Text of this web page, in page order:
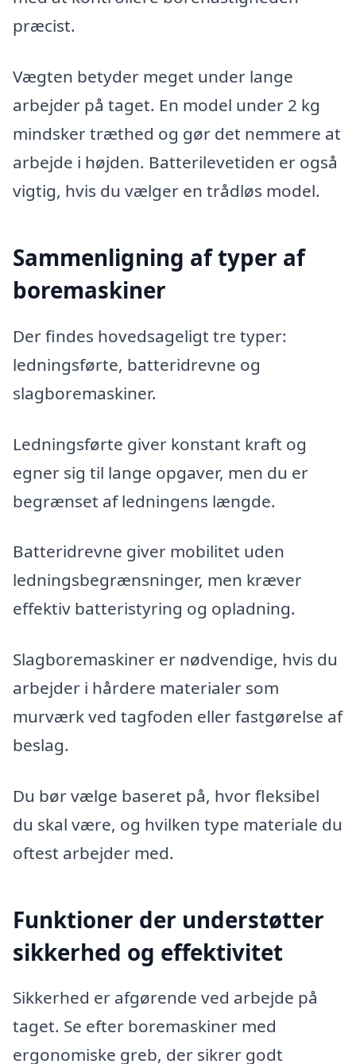
præcist.
Vægten betyder meget under lange
arbejder på taget. En model under 2 kg
mindsker træthed og gør det nemmere at
arbejde i højden. Batterilevetiden er også
vigtig, hvis du vælger en trådløs model.
Sammenligning af typer af
boremaskiner
Der findes hovedsageligt tre typer:
ledningsførte, batteridrevne og
slagboremaskiner.
Ledningsførte giver konstant kraft og
egner sig til lange opgaver, men du er
begrænset af ledningens længde.
Batteridrevne giver mobilitet uden
ledningsbegrænsninger, men kræver
effektiv batteristyring og opladning.
Slagboremaskiner er nødvendige, hvis du
arbejder i hårdere materialer som
murværk ved tagfoden eller fastgørelse af
beslag.
Du bør vælge baseret på, hvor fleksibel
du skal være, og hvilken type materiale du
oftest arbejder med.
Funktioner der understøtter
sikkerhed og effektivitet
Sikkerhed er afgørende ved arbejde på
taget. Se efter boremaskiner med
ergonomiske greb, der sikrer godt